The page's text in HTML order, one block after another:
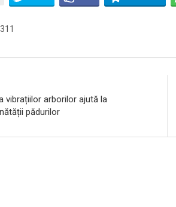
vibrațiilor arborilor ajută la
pădurilor